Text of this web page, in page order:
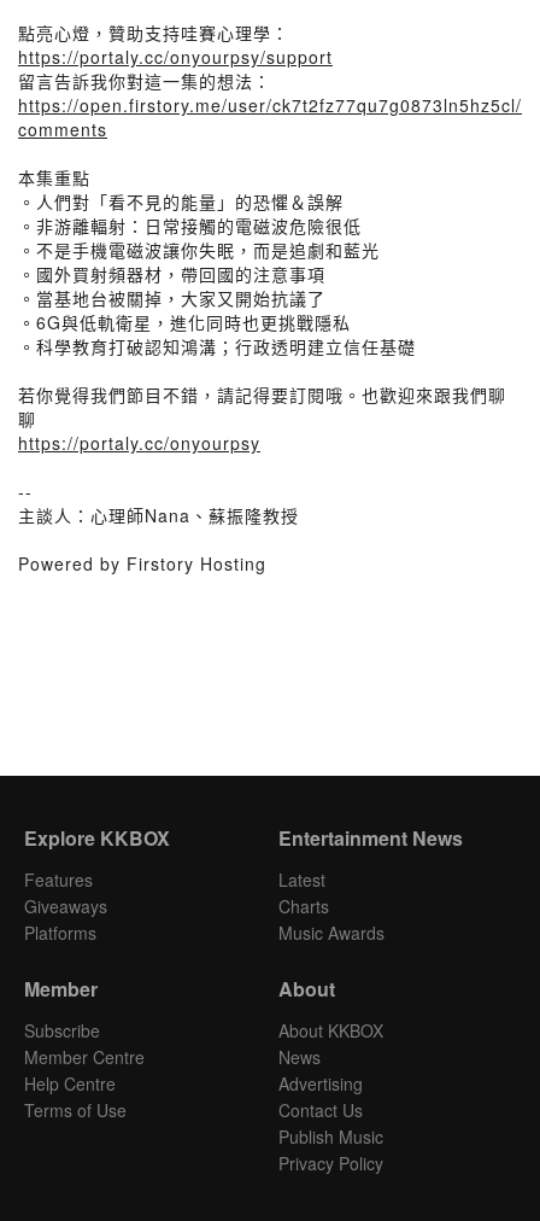
點亮心燈，贊助支持哇賽心理學：
https://portaly.cc/onyourpsy/support
留言告訴我你對這一集的想法：
https://open.firstory.me/user/ck7t2fz77qu7g0873ln5hz5cl/
comments
本集重點
。人們對「看不見的能量」的恐懼＆誤解
。非游離輻射：日常接觸的電磁波危險很低
。不是手機電磁波讓你失眠，而是追劇和藍光
。國外買射頻器材，帶回國的注意事項
。當基地台被關掉，大家又開始抗議了
。6G與低軌衛星，進化同時也更挑戰隱私
。科學教育打破認知鴻溝；行政透明建立信任基礎
若你覺得我們節目不錯，請記得要訂閱哦。也歡迎來跟我們聊
聊
https://portaly.cc/onyourpsy
--
主談人：心理師Nana、蘇振隆教授
Powered by Firstory Hosting
Explore KKBOX
Features
Giveaways
Platforms
Entertainment News
Latest
Charts
Music Awards
Member
Subscribe
Member Centre
Help Centre
Terms of Use
About
About KKBOX
News
Advertising
Contact Us
Publish Music
Privacy Policy